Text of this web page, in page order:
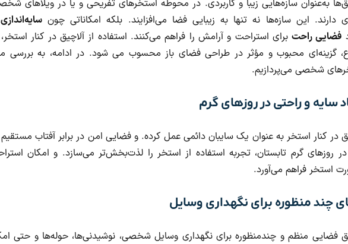
به‌عنوان سازه‌هایی زیبا و کاربردی. در محوطه استخرهای تفریحی و یا در ویلاهای
دارند. این سازه‌ها نه تنها به زیبایی فضا می‌افزایند. بلکه امکاناتی چونسایه‌اندازی
فضایی راحتبرای استراحت و آرامش را فراهم می‌کنند. استفاده از آلاچیق در کنار
گزینه‌ای محبوب و مؤثر در طراحی فضای باز محسوب می شود. در ادامه، به بررسی
شخصی می‌پردازیم.
سایه و راحتی در روزهای گرم
در کنار استخر به‌ عنوان یک سایبان دائمی عمل کرده. و فضایی امن در برابر آفتاب
در روزهای گرم تابستان، تجربه استفاده از استخر را لذت‌بخش‌تر می‌سازد. و امکان
استخر فراهم می‌آورد.
چند منظوره برای نگهداری وسایل
فضایی منظم و چندمنظوره برای نگهداری وسایل شخصی، نوشیدنی‌ها، حوله‌ها و حتی